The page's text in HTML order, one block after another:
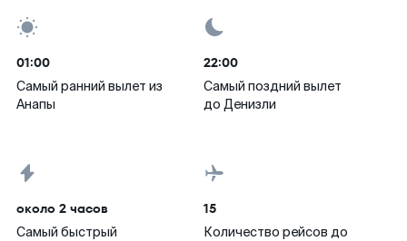
01:00
Самый ранний вылет из
Анапы
22:00
Самый поздний вылет
до Денизли
около 2 часов
Самый быстрый
15
Количество рейсов до